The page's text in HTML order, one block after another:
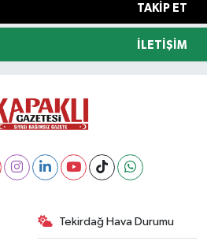
TAKIP ET
İLETIŞIM
Tekirdağ Hava Durumu